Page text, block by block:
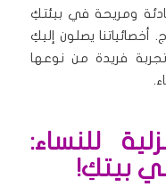
ومريحة في بيئتكِ
أخصائياتنا يصلون إليكِ
فريدة من نوعها
للنساء:
بيتكِ!